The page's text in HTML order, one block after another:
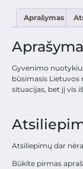
Aprašymas
Gyvenimo
būsimasis Lietuvos
situacijas, bet jį vis
Atsiliepimų dar
Būkite pirmas